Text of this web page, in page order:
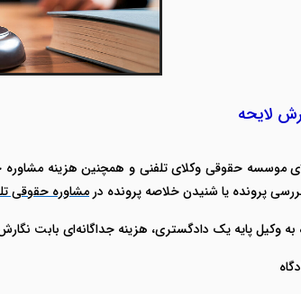
لایحه
موسسه حقوقی وکلای تلفنی و همچنین هزینه
پرونده یا شنیدن خلاصه پرونده در مشاوره حقوقی
وکیل پایه یک دادگستری، هزینه جداگانه‌ای بابت